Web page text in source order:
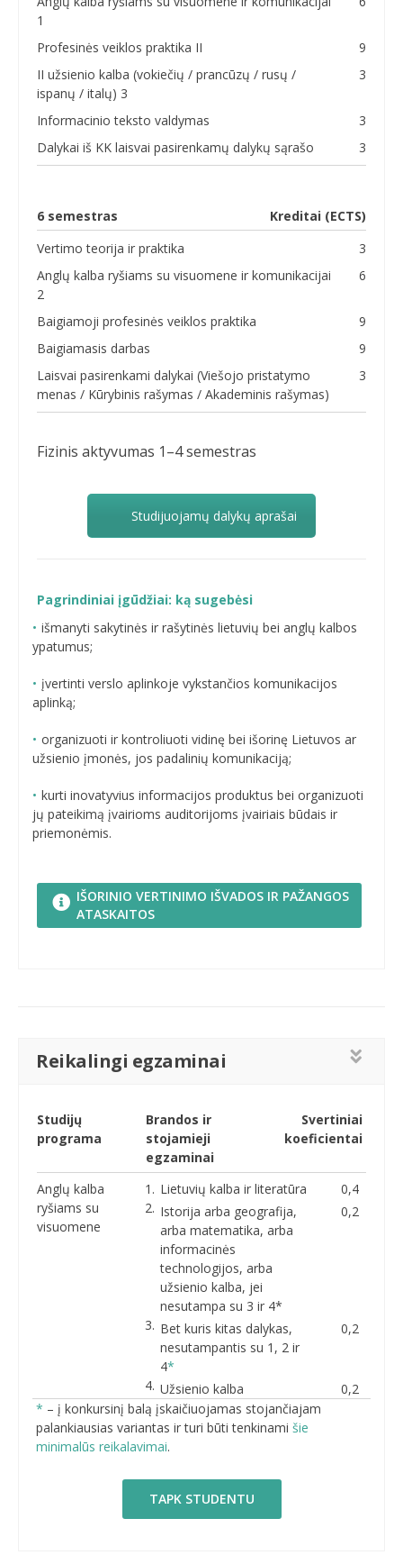
1
Profesinės veiklos praktika II
9
II užsienio kalba (vokiečių / prancūzų / rusų /
ispanų / italų) 3
3
Informacinio teksto valdymas
3
Dalykai iš KK laisvai pasirenkamų dalykų sąrašo
3
6 semestras
Kreditai (ECTS)
Vertimo teorija ir praktika
3
Anglų kalba ryšiams su visuomene ir komunikacijai
2
6
Baigiamoji profesinės veiklos praktika
9
Baigiamasis darbas
9
Laisvai pasirenkami dalykai (Viešojo pristatymo
menas / Kūrybinis rašymas / Akademinis rašymas)
3
Fizinis aktyvumas 1–4 semestras
Studijuojamų dalykų aprašai
Pagrindiniai įgūdžiai: ką sugebėsi
išmanyti sakytinės ir rašytinės lietuvių bei anglų kalbos
ypatumus;
įvertinti verslo aplinkoje vykstančios komunikacijos
aplinką;
organizuoti ir kontroliuoti vidinę bei išorinę Lietuvos ar
užsienio įmonės, jos padalinių komunikaciją;
kurti inovatyvius informacijos produktus bei organizuoti
jų pateikimą įvairioms auditorijoms įvairiais būdais ir
priemonėmis.
IŠORINIO VERTINIMO IŠVADOS IR PAŽANGOS
ATASKAITOS
Reikalingi egzaminai
Studijų
programa
Brandos ir
stojamieji
egzaminai
Svertiniai
koeficientai
Anglų kalba
ryšiams su
visuomene
Lietuvių kalba ir literatūra
0,4
Istorija arba geografija,
arba matematika, arba
informacinės
technologijos, arba
užsienio kalba, jei
nesutampa su 3 ir 4*
0,2
Bet kuris kitas dalykas,
nesutampantis su 1, 2 ir
4*
0,2
Užsienio kalba
0,2
* – į konkursinį balą įskaičiuojamas stojančiajam
palankiausias variantas ir turi būti tenkinami šie
minimalūs reikalavimai.
TAPK STUDENTU